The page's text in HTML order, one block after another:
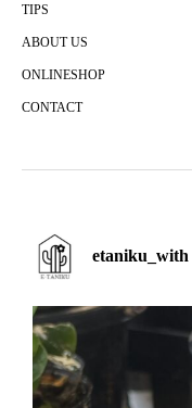
TIPS
ABOUT US
ONLINESHOP
CONTACT
etaniku_with